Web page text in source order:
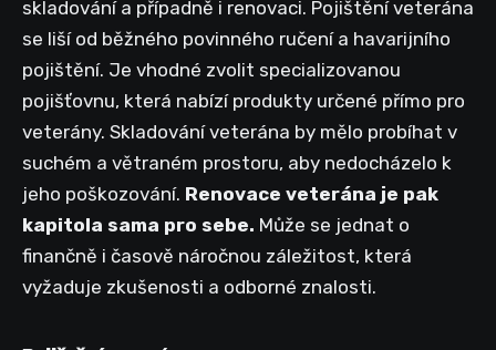
skladování a případně i renovaci. Pojištění veterána
se liší od běžného povinného ručení a havarijního
pojištění. Je vhodné zvolit specializovanou
pojišťovnu, která nabízí produkty určené přímo pro
veterány. Skladování veterána by mělo probíhat v
suchém a větraném prostoru, aby nedocházelo k
jeho poškozování. Renovace veterána je pak
kapitola sama pro sebe. Může se jednat o
finančně i časově náročnou záležitost, která
vyžaduje zkušenosti a odborné znalosti.